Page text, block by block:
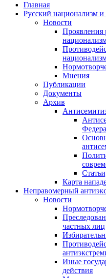
Главная
Русский национализм и
Новости
Проявления
Мнения
Публикации
Документы
Архив
Карта
Неправомерный
Новости
частных лиц
Иные
действия